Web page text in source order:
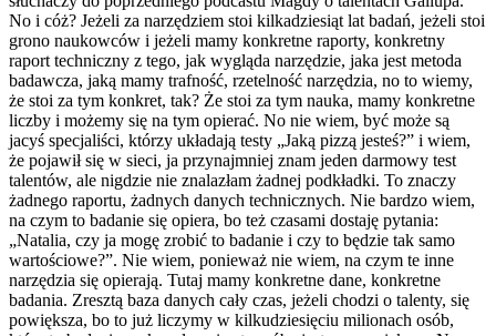
No i cóż? Jeżeli za narzędziem stoi kilkadziesiąt lat badań, jeżeli stoi
grono naukowców i jeżeli mamy konkretne raporty, konkretny
raport techniczny z tego, jak wygląda narzędzie, jaka jest metoda
badawcza, jaką mamy trafność, rzetelność narzędzia, no to wiemy,
że stoi za tym konkret, tak? Że stoi za tym nauka, mamy konkretne
liczby i możemy się na tym opierać. No nie wiem, być może są
jacyś specjaliści, którzy układają testy „Jaką pizzą jesteś?” i wiem,
że pojawił się w sieci, ja przynajmniej znam jeden darmowy test
talentów, ale nigdzie nie znalazłam żadnej podkładki. To znaczy
żadnego raportu, żadnych danych technicznych. Nie bardzo wiem,
na czym to badanie się opiera, bo też czasami dostaję pytania:
„Natalia, czy ja mogę zrobić to badanie i czy to będzie tak samo
wartościowe?”. Nie wiem, ponieważ nie wiem, na czym te inne
narzędzia się opierają. Tutaj mamy konkretne dane, konkretne
badania. Zresztą baza danych cały czas, jeżeli chodzi o talenty, się
powiększa, bo to już liczymy w kilkudziesięciu milionach osób,